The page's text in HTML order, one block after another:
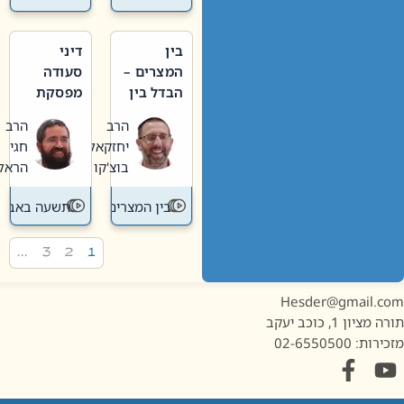
בין
המצרים –
הבדל בין
חדשה
לישנה
הרב
יחזקאל
בוצ'קו
בין המצרים
דיני
סעודה
מפסקת
תשעה
באב
הרב
חגי
הראל
תשעה באב
1, כוכב יעקב
02-6550500